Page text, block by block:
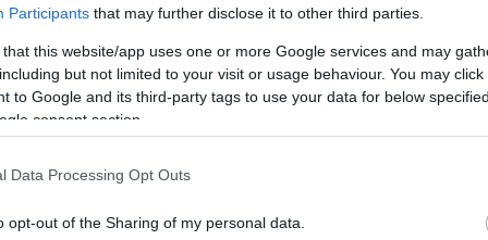
Participants that may further disclose it to other third parties.
that this website/app uses one or more Google services and may
but not limited to your visit or usage behaviour. You may
to Google and its third-party tags to use your data for below
consent section.
Data Processing Opt Outs
opt-out of the Sharing of my personal data.
visszakaphatják a
A miniszterelnök a Magyarország
közölte: "a mi horizontunkon a
Jövőre a gyermekeket nevelő családok
ehhez azonban egy